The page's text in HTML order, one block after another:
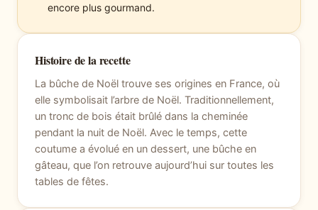
encore plus gourmand.
Histoire de la recette
La bûche de Noël trouve ses origines en France, où
elle symbolisait l’arbre de Noël. Traditionnellement,
un tronc de bois était brûlé dans la cheminée
pendant la nuit de Noël. Avec le temps, cette
coutume a évolué en un dessert, une bûche en
gâteau, que l’on retrouve aujourd’hui sur toutes les
tables de fêtes.